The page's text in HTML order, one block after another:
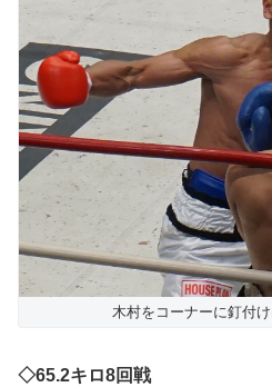
木村をコーナーに釘付
◇65.2キロ8回戦